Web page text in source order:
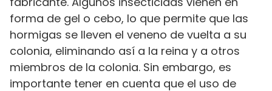
forma de gel o cebo, lo que permite que las
hormigas se lleven el veneno de vuelta a su
colonia, eliminando así a la reina y a otros
miembros de la colonia. Sin embargo, es
importante tener en cuenta que el uso de